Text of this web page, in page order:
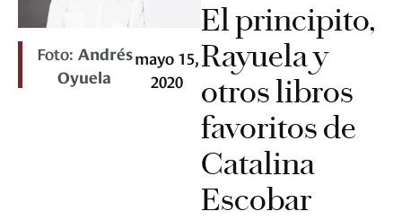
Foto: Andrés
Oyuela
mayo 15,
2020
El principito,
Rayuela y
otros libros
favoritos de
Catalina
Escobar